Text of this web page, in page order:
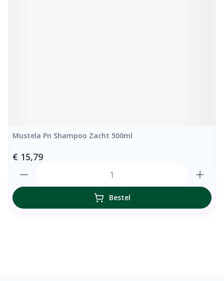
Mustela Pn Shampoo Zacht 500ml
€ 15,79
Bestel